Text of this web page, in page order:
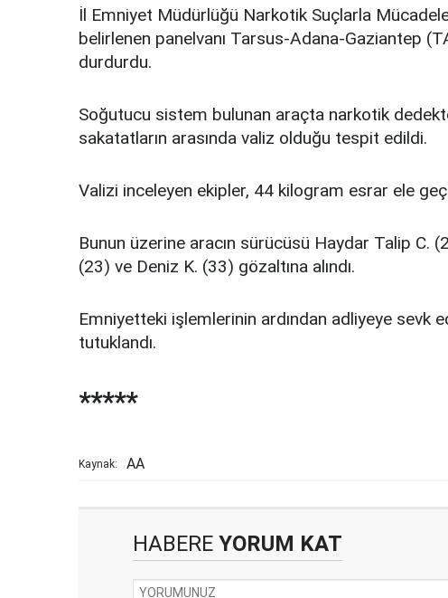
İl Emniyet Müdürlüğü Narkotik Suçlarla
belirlenen panelvanı Tarsus-Adana-Gaziantep
durdurdu.
Soğutucu sistem bulunan araçta narkotik
sakatatların arasında valiz olduğu tespit edildi.
Valizi inceleyen ekipler, 44 kilogram esrar ele
Bunun üzerine aracın sürücüsü Haydar Talip C.
(23) ve Deniz K. (33) gözaltına alındı.
Emniyetteki işlemlerinin ardından adliyeye sevk
tutuklandı.
*****
Kaynak: AA
HABERE YORUM KAT